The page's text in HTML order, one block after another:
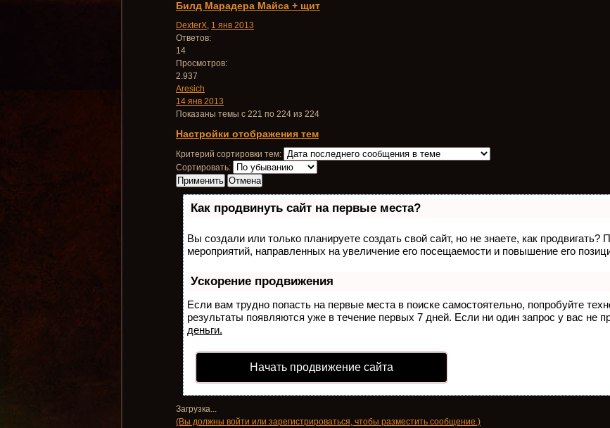
Билд Марадера Майса + щит
DexterX, 1 янв 2013
Ответов:
14
Просмотров:
2.937
Aresich
14 янв 2013
Показаны темы с 221 по 224 из 224
Настройки отображения тем
Критерий сортировки тем:
Сортировать:
Как продвинуть сайт на первые места?
Вы создали или только планируете создать свой сайт, но не знаете, как
мероприятий, направленных на увеличение его посещаемости и повышение его
Ускорение продвижения
Если вам трудно попасть на первые места в поиске самостоятельно, попробуйте
результаты появляются уже в течение первых 7 дней. Если ни один запрос у вас не
деньги.
Начать продвижение сайта
Загрузка...
(Вы должны войти или зарегистрироваться, чтобы разместить сообщение.)